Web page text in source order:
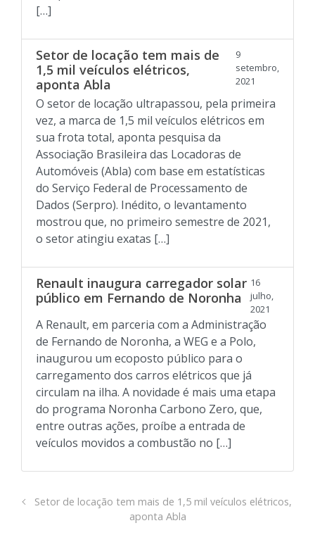
[…]
Setor de locação tem mais de
1,5 mil veículos elétricos,
aponta Abla
9
setembro,
2021
O setor de locação ultrapassou, pela primeira
vez, a marca de 1,5 mil veículos elétricos em
sua frota total, aponta pesquisa da
Associação Brasileira das Locadoras de
Automóveis (Abla) com base em estatísticas
do Serviço Federal de Processamento de
Dados (Serpro). Inédito, o levantamento
mostrou que, no primeiro semestre de 2021,
o setor atingiu exatas […]
Renault inaugura carregador solar
público em Fernando de Noronha
16
julho,
2021
A Renault, em parceria com a Administração
de Fernando de Noronha, a WEG e a Polo,
inaugurou um ecoposto público para o
carregamento dos carros elétricos que já
circulam na ilha. A novidade é mais uma etapa
do programa Noronha Carbono Zero, que,
entre outras ações, proíbe a entrada de
veículos movidos a combustão no […]
Setor de locação tem mais de 1,5 mil veículos elétricos,
aponta Abla